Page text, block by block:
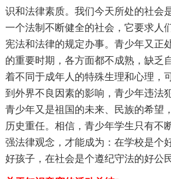
识和法律素质。我们今天所处的社会
一个法制不断健全的社会，它要求人
宪法和法律的规定办事。青少年又正
的重要时期，各方面都不成熟，缺乏
着不同于成年人的特殊生理和心理，
到外界不良因素的影响，青少年违法
青少年又是祖国的未来、民族的希望
历史重任。相信，青少年学生只有不
强法律观念，才能成为：在学校是个
好孩子，在社会是个遵纪守法的好公民